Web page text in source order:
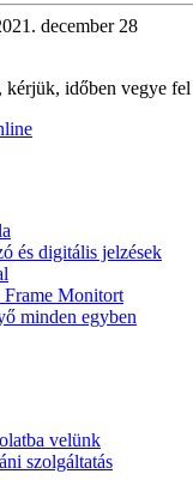
december 28
kérjük, időben vegye
és digitális jelzések
Frame Monitort
minden egyben
velünk
szolgáltatás